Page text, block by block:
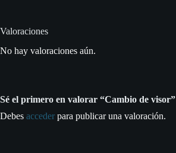
Valoraciones
No hay valoraciones aún.
Sé el primero en valorar “Cambio de visor”
Debes acceder para publicar una valoración.